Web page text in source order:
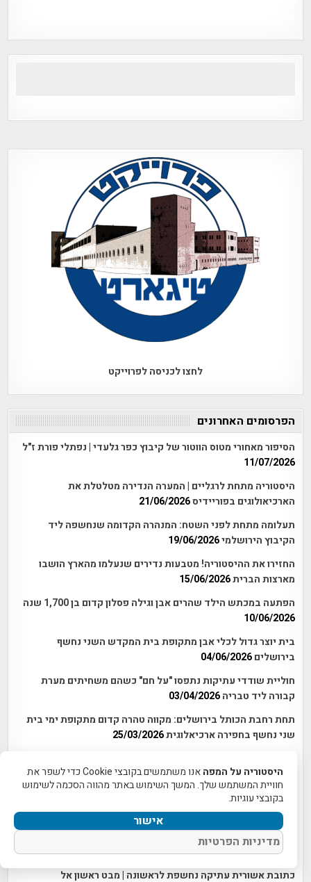
לחצו לכניסה לפרוייקט
הפרסומים האחרונים
הסיפור מאחורי מטוס הווטור של קיבוץ כפר גלעדי | נפתלי פורת ז"ל
11/07/2026
היסטוריה מתחת לרגליים | המערה הנדירה מטלטלת את
הארכיאולוגים בפוריידיס21/06/2026
תעלומה מתחת לפני השטח: המנהרה הקדומה שנחשפה ליד
הקיבוץ הירושלמי19/06/2026
החזירו את ההיסטוריה! מטבעות נדירים שנעלמו מהארץ הושבו
מארצות הברית15/06/2026
הפתעה במכתש הילד שהרים אבן וגילה פסלון קדום בן 1,700 שנה
10/06/2026
בית יוצר גדול לכלי אבן מתקופת בית המקדש השני נחשף
בירושלים 04/06/2026
חוליית שודדי עתיקות נתפסו "על חם" כשהם משחיתים מערת
קבורה ליד טבריה 03/04/2026
תחת רחבת הכותל בירושלים: מקווה טהרה קדום מתקופת ימי בית
שני נחשף בחפירה ארכיאלוגית25/03/2026
הבית, צפונית לעיר דוד23/03/2026
שרידים חדשים של קטע מחומת ירושלים מתקופת החשמונאים
נחשפו לאחרונה17/02/2026
נתפסו על חם: שודדי עתיקות חפרו והחריבו מערת קבורה קדומה
ליד חיטין20/01/2026
כתובת אשורית עתיקה נחשפת לראשונה | מבט ראשון אל
היסטוריה על המפה
אנו משתמשים בקובצי Cookie כדי לשפר את
חוויית המשתמש שלך. המשך השימוש באתר מהווה הסכמה לשימוש
בקובצי עוגיות.
אישור
מדיניות הפרטיות